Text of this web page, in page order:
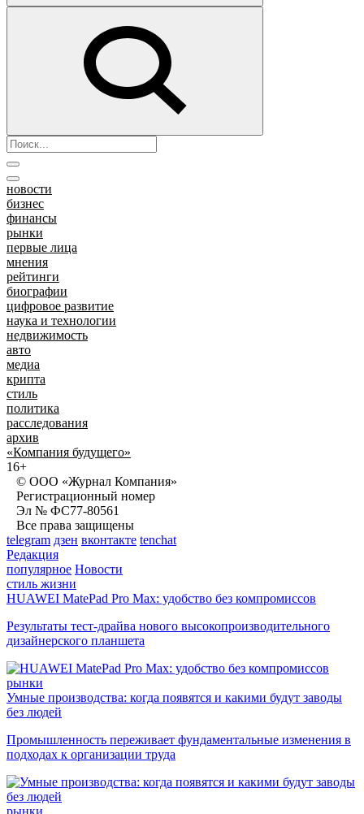
новости
бизнес
финансы
рынки
первые лица
мнения
рейтинги
биографии
цифровое развитие
наука и технологии
недвижимость
авто
медиа
крипта
стиль
политика
расследования
архив
«Компания будущего»
16+
© ООО «Журнал Компания»
Регистрационный номер
Эл № ФС77-80561
Все права защищены
telegram дзен вконтакте tenchat
Редакция
популярное Новости
стиль жизни
HUAWEI MatePad Pro Max: удобство без компромиссов
Результаты тест-драйва нового высокопроизводительного
дизайнерского планшета
рынки
Умные производства: когда появятся и какими будут заводы
без людей
Промышленность переживает фундаментальные изменения в
подходах к организации труда
рынки